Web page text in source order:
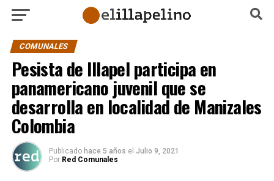
COMUNALES
Pesista de Illapel participa en
panamericano juvenil que se
desarrolla en localidad de Manizales
Colombia
Publicado hace 5 años el Julio 9, 2021
Por Red Comunales